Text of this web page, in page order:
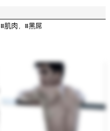
#肌肉, #黑屌